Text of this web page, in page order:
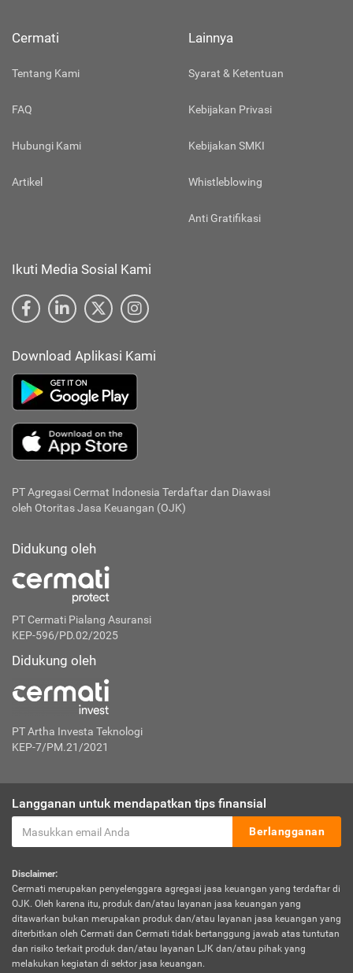
Cermati
Tentang Kami
FAQ
Hubungi Kami
Artikel
Lainnya
Syarat & Ketentuan
Kebijakan Privasi
Kebijakan SMKI
Whistleblowing
Anti Gratifikasi
Ikuti Media Sosial Kami
Download Aplikasi Kami
PT Agregasi Cermat Indonesia Terdaftar dan Diawasi
oleh Otoritas Jasa Keuangan (OJK)
Didukung oleh
PT Cermati Pialang Asuransi
KEP-596/PD.02/2025
Didukung oleh
PT Artha Investa Teknologi
KEP-7/PM.21/2021
Langganan untuk mendapatkan tips finansial
Berlangganan
Disclaimer:
Cermati merupakan penyelenggara agregasi jasa keuangan yang terdaftar di
OJK. Oleh karena itu, produk dan/atau layanan jasa keuangan yang
ditawarkan bukan merupakan produk dan/atau layanan jasa keuangan yang
diterbitkan oleh Cermati dan Cermati tidak bertanggung jawab atas tuntutan
dan risiko terkait produk dan/atau layanan LJK dan/atau pihak yang
melakukan kegiatan di sektor jasa keuangan.